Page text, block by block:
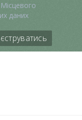
даних